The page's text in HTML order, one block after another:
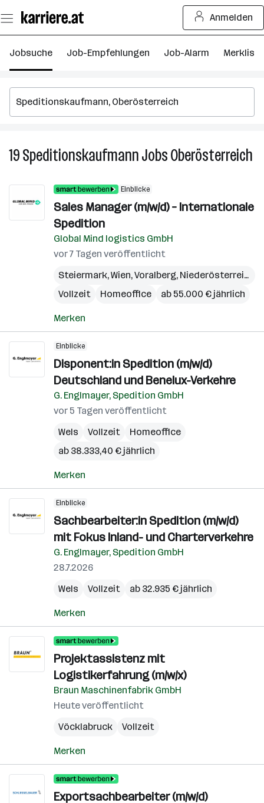
Seiteninhalt
springen
Anmelden
Jobsuche Job-Empfehlungen Job-Alarm Merkliste
19SpeditionskaufmannJobsOberösterreich
Einblicke
Sales Manager (m/w/d) – Internationale
Spedition
Global Mind logistics GmbH
vor 7 Tagen veröffentlicht
Steiermark,Wien,Voralberg, Niederösterreich
Vollzeit
Homeoffice ab 55.000 € jährlich
Merken
Einblicke
Disponent:in Spedition (m/w/d)
Deutschland und Benelux-Verkehre
G. Englmayer, Spedition GmbH
vor 5 Tagen veröffentlicht
Wels
Vollzeit
Homeoffice
ab 38.333,40 € jährlich
Merken
Einblicke
Sachbearbeiter:in Spedition (m/w/d)
mit Fokus Inland- und Charterverkehre
G. Englmayer, Spedition GmbH
28.7.2026
Wels
Vollzeit ab 32.935 € jährlich
Merken
Projektassistenz mit
Logistikerfahrung (m/w/x)
Braun Maschinenfabrik GmbH
Heute veröffentlicht
Vöcklabruck
Vollzeit
Merken
Exportsachbearbeiter (m/w/d)